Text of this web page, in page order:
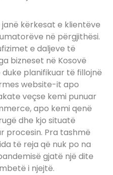
kërkesat e klientëve
në përgjithësi.
e daljeve të
bizneset në Kosovë
planifikuar të fillojnë
website-it apo
veçse kemi punuar
apo kemi qenë
dhe kjo situatë
procesin. Pra tashmë
të reja që nuk po na
gjatë një dite
i njejtë.